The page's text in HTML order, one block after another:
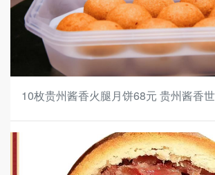
10枚贵州酱香火腿月饼68元 贵州酱香世界飘香 热卖